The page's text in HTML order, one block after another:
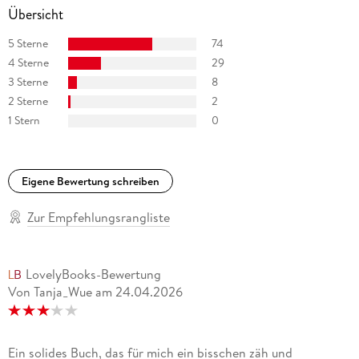
Übersicht
5 Sterne
74
4 Sterne
29
3 Sterne
8
2 Sterne
2
1 Stern
0
Eigene Bewertung schreiben
Zur Empfehlungsrangliste
LovelyBooks-Bewertung
Von Tanja_Wue am 24.04.2026
Ein solides Buch, das für mich ein bisschen zäh und